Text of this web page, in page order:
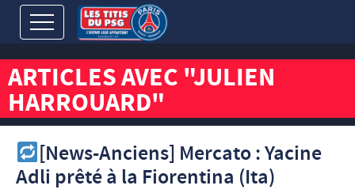
ARTICLES AVEC "JULIEN
HARROUARD"
[News-Anciens] Mercato : Yacine
Adli prêté à la Fiorentina (Ita)